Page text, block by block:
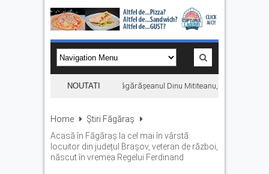
NOUTATI
prin munți”, filmul despre făgărășeanul Dinu Mititeanu, se vede la
Home
Știri Făgăraș
Acasă în Făgăraș la cel mai în vârstă
locuitor din județul Brașov, veteran de război,
născut în vremea Regelui Ferdinand